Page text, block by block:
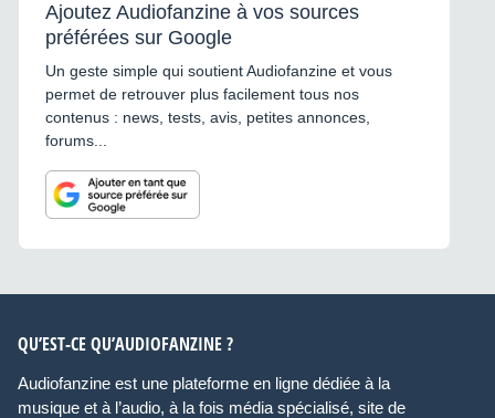
Ajoutez Audiofanzine à vos sources
préférées sur Google
Un geste simple qui soutient Audiofanzine et vous
permet de retrouver plus facilement tous nos
contenus : news, tests, avis, petites annonces,
forums...
QU’EST-CE QU’AUDIOFANZINE ?
Audiofanzine est une plateforme en ligne dédiée à la
musique et à l’audio, à la fois média spécialisé, site de